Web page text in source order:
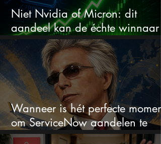
Niet Nvidia of Micron: dit
aandeel kan de échte winnaar
van de AI-race worden
Wanneer is hét perfecte moment
om ServiceNow aandelen te
kopen?